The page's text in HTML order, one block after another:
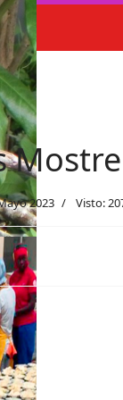
2023 Visto:
2024